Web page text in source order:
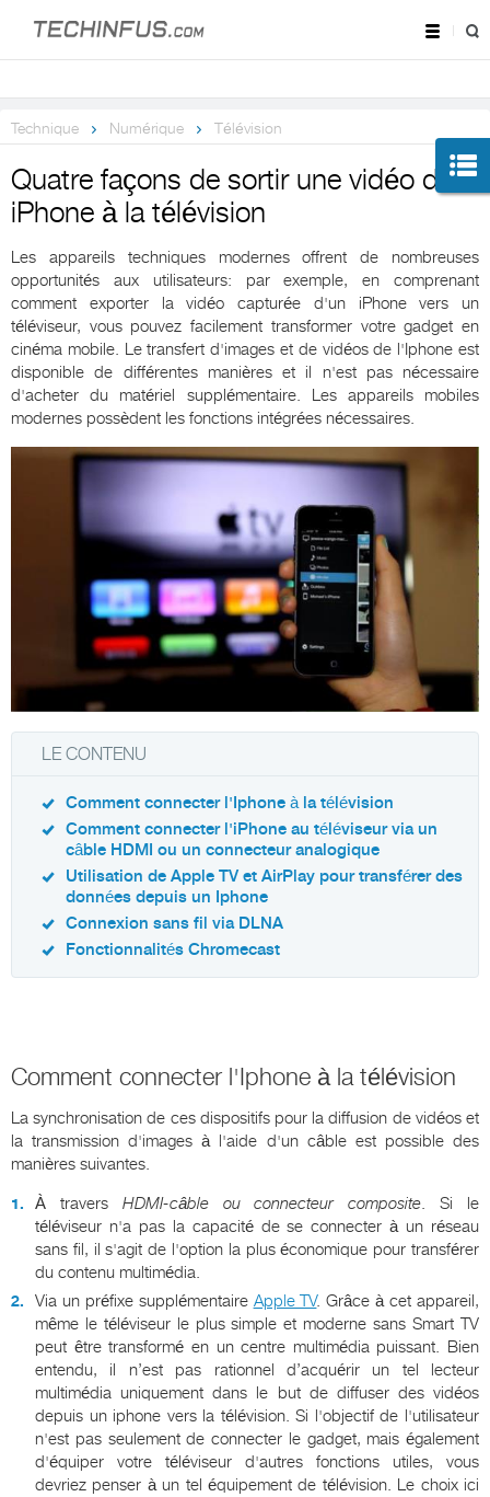
Technique Numérique Télévision
Quatre façons de sortir une vidéo d'un
iPhone à la télévision
Les appareils techniques modernes offrent de nombreuses
opportunités aux utilisateurs: par exemple, en comprenant
comment exporter la vidéo capturée d'un iPhone vers un
téléviseur, vous pouvez facilement transformer votre gadget en
cinéma mobile. Le transfert d'images et de vidéos de l'Iphone est
disponible de différentes manières et il n'est pas nécessaire
d'acheter du matériel supplémentaire. Les appareils mobiles
modernes possèdent les fonctions intégrées nécessaires.
LE CONTENU
Comment connecter l'Iphone à la télévision
Comment connecter l'iPhone au téléviseur via un
câble HDMI ou un connecteur analogique
Utilisation de Apple TV et AirPlay pour transférer des
données depuis un Iphone
Connexion sans fil via DLNA
Fonctionnalités Chromecast
Comment connecter l'Iphone à la télévision
La synchronisation de ces dispositifs pour la diffusion de vidéos et
la transmission d'images à l'aide d'un câble est possible des
manières suivantes.
À travers HDMI-câble ou connecteur composite. Si le
téléviseur n'a pas la capacité de se connecter à un réseau
sans fil, il s'agit de l'option la plus économique pour transférer
du contenu multimédia.
Via un préfixe supplémentaire Apple TV. Grâce à cet appareil,
même le téléviseur le plus simple et moderne sans Smart TV
peut être transformé en un centre multimédia puissant. Bien
entendu, il n’est pas rationnel d’acquérir un tel lecteur
multimédia uniquement dans le but de diffuser des vidéos
depuis un iphone vers la télévision. Si l'objectif de l'utilisateur
n'est pas seulement de connecter le gadget, mais également
d'équiper votre téléviseur d'autres fonctions utiles, vous
devriez penser à un tel équipement de télévision. Le choix ici